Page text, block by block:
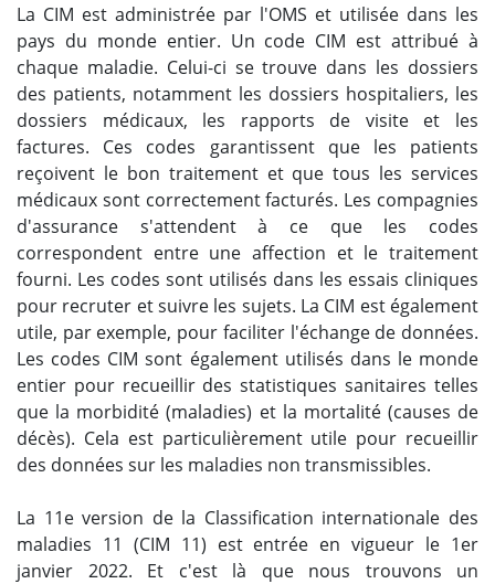
La CIM est administrée par l'OMS et utilisée dans les
pays du monde entier. Un code CIM est attribué à
chaque maladie. Celui-ci se trouve dans les dossiers
des patients, notamment les dossiers hospitaliers, les
dossiers médicaux, les rapports de visite et les
factures. Ces codes garantissent que les patients
reçoivent le bon traitement et que tous les services
médicaux sont correctement facturés. Les compagnies
d'assurance s'attendent à ce que les codes
correspondent entre une affection et le traitement
fourni. Les codes sont utilisés dans les essais cliniques
pour recruter et suivre les sujets. La CIM est également
utile, par exemple, pour faciliter l'échange de données.
Les codes CIM sont également utilisés dans le monde
entier pour recueillir des statistiques sanitaires telles
que la morbidité (maladies) et la mortalité (causes de
décès). Cela est particulièrement utile pour recueillir
des données sur les maladies non transmissibles.
La 11e version de la Classification internationale des
maladies 11 (CIM 11) est entrée en vigueur le 1er
janvier 2022. Et c'est là que nous trouvons un